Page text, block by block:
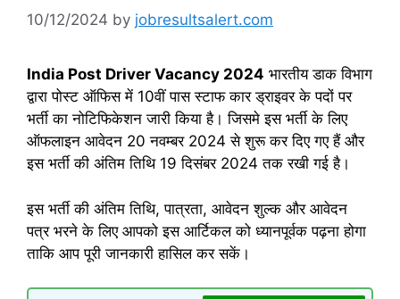
10/12/2024 by jobresultsalert.com
India Post Driver Vacancy 2024 भारतीय डाक विभाग
द्वारा पोस्ट ऑफिस में 10वीं पास स्टाफ कार ड्राइवर के पदों पर
भर्ती का नोटिफिकेशन जारी किया है। जिसमे इस भर्ती के लिए
ऑफलाइन आवेदन 20 नवम्बर 2024 से शुरू कर दिए गए हैं और
इस भर्ती की अंतिम तिथि 19 दिसंबर 2024 तक रखी गई है।
इस भर्ती की अंतिम तिथि, पात्रता, आवेदन शुल्क और आवेदन
पत्र भरने के लिए आपको इस आर्टिकल को ध्यानपूर्वक पढ़ना होगा
ताकि आप पूरी जानकारी हासिल कर सकें।